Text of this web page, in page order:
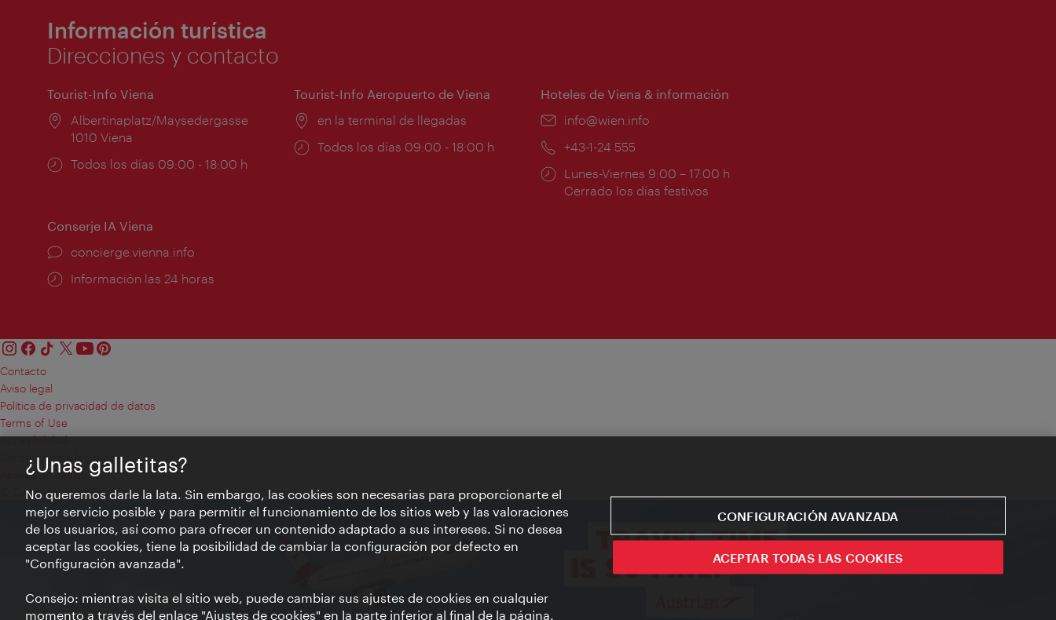
Información turística
Direcciones y contacto
Tourist-Info Viena
Lugar:
Albertinaplatz/Maysedergasse
1010 Viena
Horarios
Todos los días 09:00 - 18:00 h
Tourist-Info Aeropuerto de Viena
Lugar:
en la terminal de llegadas
Horarios
Todos los días 09:00 - 18:00 h
Hoteles de Viena & información
e-
info@wien.info
Teléfono:
+43-1-24 555
Horarios
de
Lunes-Viernes 9:00 – 17:00 h
Cerrado los días festivos
Conserje IA Viena
concierge.vienna.info
Información las 24 horas
Contacto
Aviso legal
Política de privacidad de datos
Terms of Use
Accesibilidad
Contacto para la prensa
Ajustes de cookie
© Copyright WienTourismus
¿Unas galletitas?
No queremos darle la lata. Sin embargo, las cookies son necesarias para proporcionarte el
mejor servicio posible y para permitir el funcionamiento de los sitios web y las valoraciones
de los usuarios, así como para ofrecer un contenido adaptado a sus intereses. Si no desea
aceptar las cookies, tiene la posibilidad de cambiar la configuración por defecto en
"Configuración avanzada".
Consejo: mientras visita el sitio web, puede cambiar sus ajustes de cookies en cualquier
momento a través del enlace "Ajustes de cookies" en la parte inferior al final de la página.
CONFIGURACIÓN AVANZADA
ACEPTAR TODAS LAS COOKIES